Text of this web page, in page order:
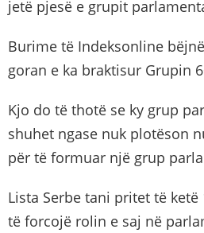
jetë pjesë e grupit
Burime të Indeksonline
goran e ka braktisur Grupin
Kjo do të thotë se ky grup
shuhet ngase nuk plotëson
për të formuar një grup
Lista Serbe tani pritet të
të forcojë rolin e saj në